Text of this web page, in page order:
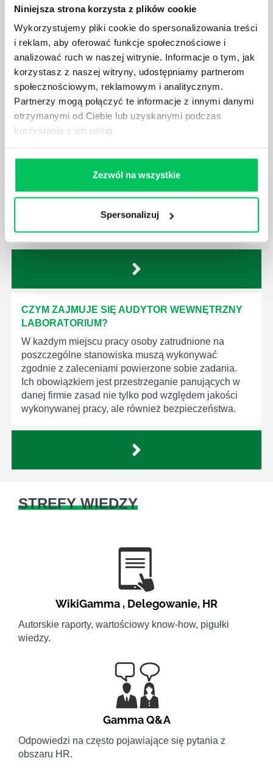
Niniejsza strona korzysta z plików cookie
Wykorzystujemy pliki cookie do spersonalizowania treści
i reklam, aby oferować funkcje społecznościowe i
analizować ruch w naszej witrynie. Informacje o tym, jak
korzystasz z naszej witryny, udostępniamy partnerom
społecznościowym, reklamowym i analitycznym.
Partnerzy mogą połączyć te informacje z innymi danymi
otrzymanymi od Ciebie lub uzyskanymi podczas
korzystania z ich usług.
Zezwól na wszystkie
Spersonalizuj
egzekwowanie prawa wodnego? Na te pytania
GDZIE MOŻEMY ZAPOZNAĆ SIĘ Z
WYMAGANIAMI NORM JAKOŚCI WYROBÓW
MEDYCZNYCH?
społeczeństwa wprowadzane jest coraz więcej reguł,
które mają za zadanie poprawić poszczególne
będą zobowiązane przestrzegać zasad, których
wprowadzenie dąży do ujednolicenia jakości
CZYM ZAJMUJE SIĘ AUDYTOR WEWNĘTRZNY
LABORATORIUM?
W każdym miejscu pracy osoby zatrudnione na
poszczególne stanowiska muszą wykonywać
zgodnie z zaleceniami powierzone sobie zadania.
Ich obowiązkiem jest przestrzeganie panujących w
danej firmie zasad nie tylko pod względem jakości
wykonywanej pracy, ale również bezpieczeństwa.
STREFY WIEDZY
WikiGamma , Delegowanie, HR
Autorskie raporty, wartościowy know-how, pigułki
wiedzy.
Gamma Q&A
Odpowiedzi na często pojawiające się pytania z
obszaru HR.